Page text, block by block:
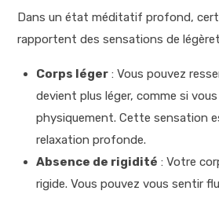
Dans un état méditatif profond,
rapportent des sensations de
Corps léger : Vous pouvez
devient plus léger, comme si
physiquement. Cette sensation
relaxation profonde.
Absence de rigidité : Votre
rigide. Vous pouvez vous sentir